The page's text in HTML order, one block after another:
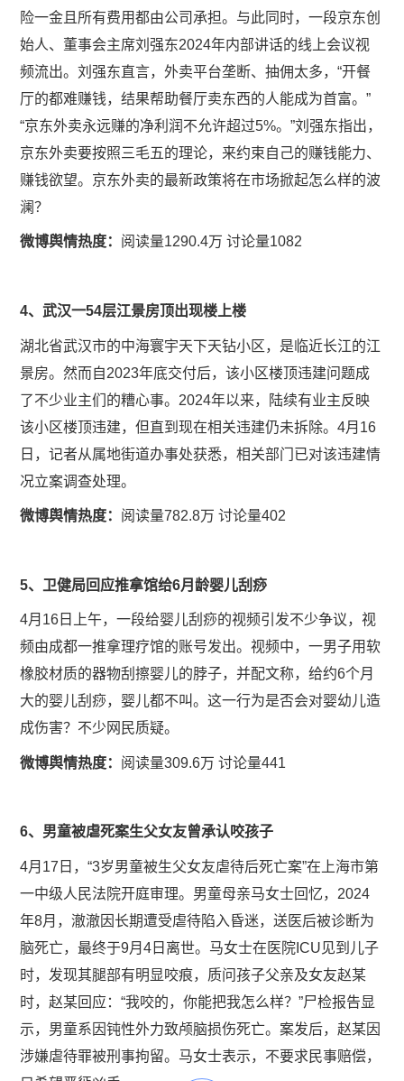
险一金且所有费用都由公司承担。与此同时，一段京东创
始人、董事会主席刘强东2024年内部讲话的线上会议视
频流出。刘强东直言，外卖平台垄断、抽佣太多，“开餐
厅的都难赚钱，结果帮助餐厅卖东西的人能成为首富。”
“京东外卖永远赚的净利润不允许超过5%。”刘强东指出，
京东外卖要按照三毛五的理论，来约束自己的赚钱能力、
赚钱欲望。京东外卖的最新政策将在市场掀起怎么样的波
澜？
微博舆情热度： 阅读量1290.4万 讨论量1082
4、武汉一54层江景房顶出现楼上楼
湖北省武汉市的中海寰宇天下天钻小区，是临近长江的江
景房。然而自2023年底交付后，该小区楼顶违建问题成
了不少业主们的糟心事。2024年以来，陆续有业主反映
该小区楼顶违建，但直到现在相关违建仍未拆除。4月16
日，记者从属地街道办事处获悉，相关部门已对该违建情
况立案调查处理。
微博舆情热度： 阅读量782.8万 讨论量402
5、卫健局回应推拿馆给6月龄婴儿刮痧
4月16日上午，一段给婴儿刮痧的视频引发不少争议，视
频由成都一推拿理疗馆的账号发出。视频中，一男子用软
橡胶材质的器物刮擦婴儿的脖子，并配文称，给约6个月
大的婴儿刮痧，婴儿都不叫。这一行为是否会对婴幼儿造
成伤害？不少网民质疑。
微博舆情热度： 阅读量309.6万 讨论量441
6、男童被虐死案生父女友曾承认咬孩子
4月17日，“3岁男童被生父女友虐待后死亡案”在上海市第
一中级人民法院开庭审理。男童母亲马女士回忆，2024
年8月，澈澈因长期遭受虐待陷入昏迷，送医后被诊断为
脑死亡，最终于9月4日离世。马女士在医院ICU见到儿子
时，发现其腿部有明显咬痕，质问孩子父亲及女友赵某
时，赵某回应：“我咬的，你能把我怎么样？”尸检报告显
示，男童系因钝性外力致颅脑损伤死亡。案发后，赵某因
涉嫌虐待罪被刑事拘留。马女士表示，不要求民事赔偿，